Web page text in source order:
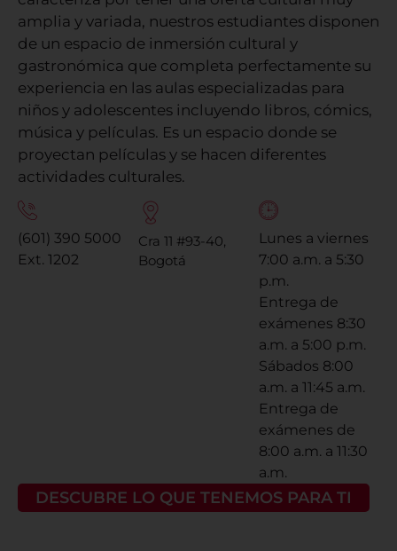
amplia y variada, nuestros estudiantes disponen
de un espacio de inmersión cultural y
gastronómica que completa perfectamente su
experiencia en las aulas especializadas para
niños y adolescentes incluyendo libros, cómics,
música y películas. Es un espacio donde se
proyectan películas y se hacen diferentes
actividades culturales.
(601) 390 5000
Ext. 1202
Cra 11 #93-40,
Bogotá
Lunes a viernes
7:00 a.m. a 5:30
p.m.
Entrega de
exámenes 8:30
a.m. a 5:00 p.m.
Sábados 8:00
a.m. a 11:45 a.m.
Entrega de
exámenes de
8:00 a.m. a 11:30
a.m.
DESCUBRE LO QUE TENEMOS PARA TI